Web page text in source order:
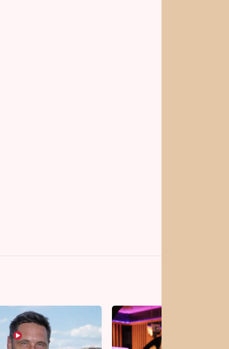
pro vás
Vojta Dyk dřel kvůli
roli mezi zápasníky.